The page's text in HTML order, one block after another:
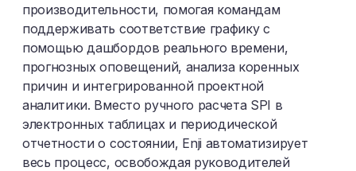
производительности, помогая командам
поддерживать соответствие графику с
помощью дашбордов реального времени,
прогнозных оповещений, анализа коренных
причин и интегрированной проектной
аналитики. Вместо ручного расчета SPI в
электронных таблицах и периодической
отчетности о состоянии, Enji автоматизирует
весь процесс, освобождая руководителей